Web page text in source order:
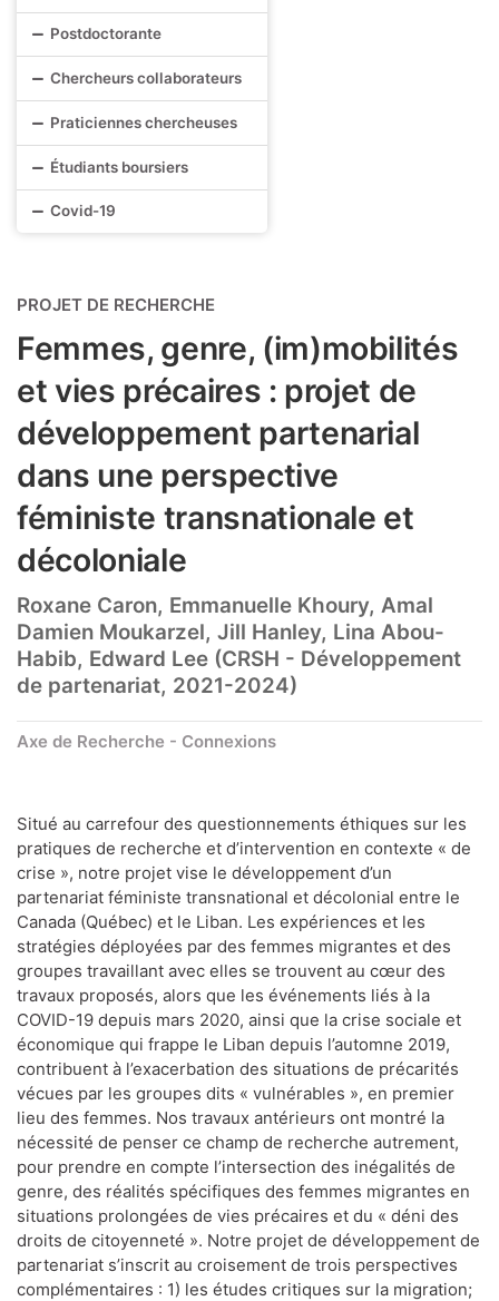
Postdoctorante
Chercheurs collaborateurs
Praticiennes chercheuses
Étudiants boursiers
Covid-19
PROJET DE RECHERCHE
Femmes, genre, (im)mobilités
et vies précaires : projet de
développement partenarial
dans une perspective
féministe transnationale et
décoloniale
Roxane Caron, Emmanuelle Khoury, Amal
Damien Moukarzel, Jill Hanley, Lina Abou-
Habib, Edward Lee (CRSH - Développement
de partenariat, 2021-2024)
Axe de Recherche - Connexions
Situé au carrefour des questionnements éthiques sur les
pratiques de recherche et d’intervention en contexte « de
crise », notre projet vise le développement d’un
partenariat féministe transnational et décolonial entre le
Canada (Québec) et le Liban. Les expériences et les
stratégies déployées par des femmes migrantes et des
groupes travaillant avec elles se trouvent au cœur des
travaux proposés, alors que les événements liés à la
COVID-19 depuis mars 2020, ainsi que la crise sociale et
économique qui frappe le Liban depuis l’automne 2019,
contribuent à l’exacerbation des situations de précarités
vécues par les groupes dits « vulnérables », en premier
lieu des femmes. Nos travaux antérieurs ont montré la
nécessité de penser ce champ de recherche autrement,
pour prendre en compte l’intersection des inégalités de
genre, des réalités spécifiques des femmes migrantes en
situations prolongées de vies précaires et du « déni des
droits de citoyenneté ». Notre projet de développement de
partenariat s’inscrit au croisement de trois perspectives
complémentaires : 1) les études critiques sur la migration;